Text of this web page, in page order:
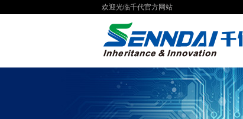
欢迎光临千代官方网站